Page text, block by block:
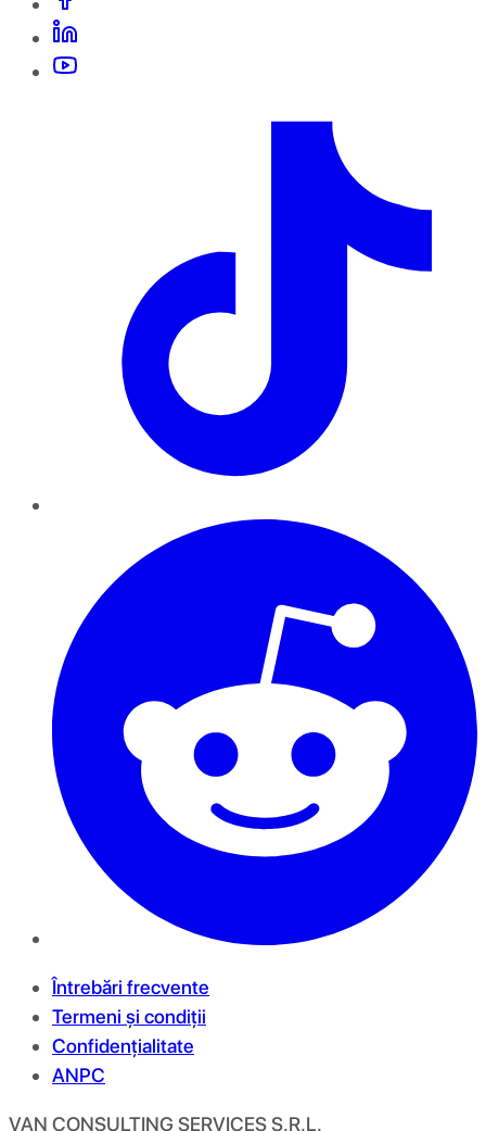
Întrebări frecvente
Termeni și condiții
Confidențialitate
ANPC
VAN CONSULTING SERVICES S.R.L.